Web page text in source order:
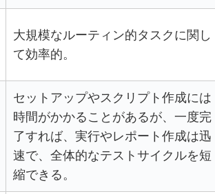
大規模なルーティン的タスクに関し
て効率的。
セットアップやスクリプト作成には
時間がかかることがあるが、一度完
了すれば、実行やレポート作成は迅
速で、全体的なテストサイクルを短
縮できる。